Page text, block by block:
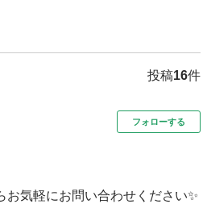
投稿16件
フォローする
お気軽にお問い合わせください✨